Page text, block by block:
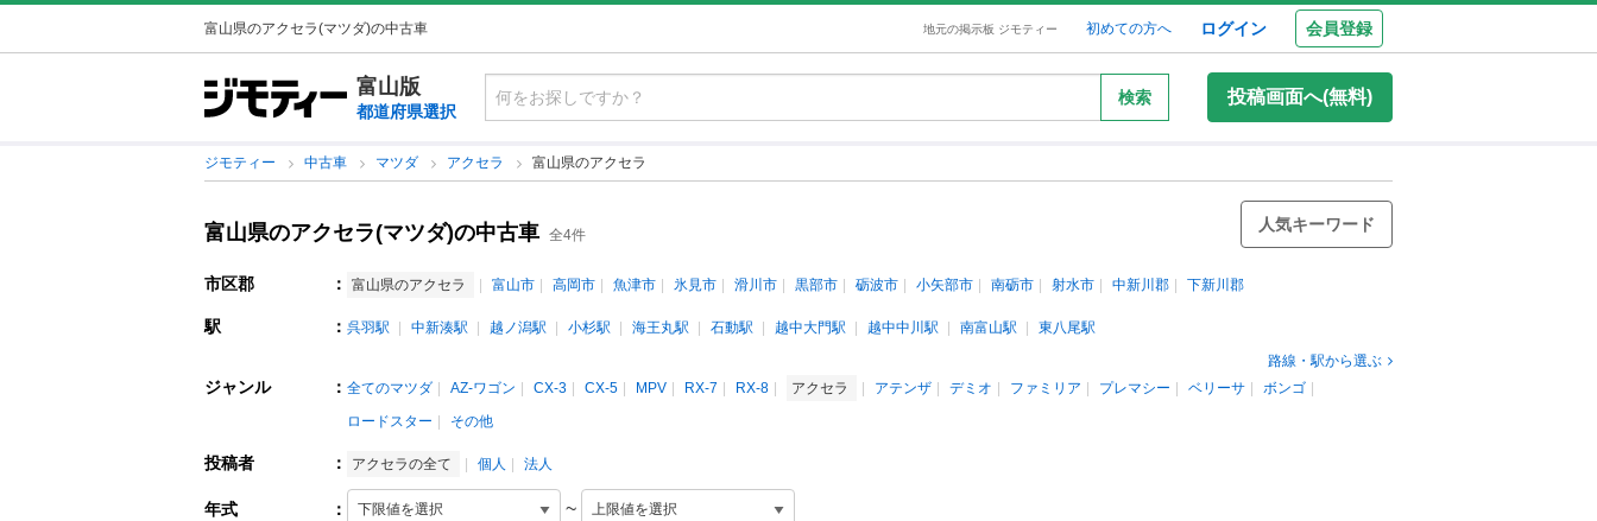
富山県のアクセラ(マツダ)の中古車 地元の掲示板 ジモティー 初めての方へ ログイン 会員登録
富山版
都道府県選択
検索 投稿画面へ(無料)
ジモティー 中古車 マツダ アクセラ 富山県のアクセラ
富山県のアクセラ(マツダ)の中古車 全4件
人気キーワード
市区郡 ： 富山県のアクセラ 富山市 高岡市 魚津市 氷見市 滑川市 黒部市 砺波市 小矢部市 南砺市 射水市 中新川郡 下新川郡
駅 ： 呉羽駅 中新湊駅 越ノ潟駅 小杉駅 海王丸駅 石動駅 越中大門駅 越中中川駅 南富山駅
東八尾駅
路線・駅から選ぶ
ジャンル ： 全てのマツダ AZ-ワゴン CX-3 CX-5 MPV RX-7 RX-8 アクセラ アテンザ デミオ ファミリア プレマシー ベリーサ
ボンゴ
ロードスター
その他
投稿者 ： アクセラの全て 個人 法人
年式 ： ~